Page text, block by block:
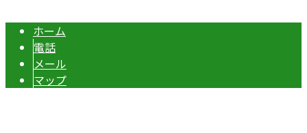
ホーム
電話
メール
マップ